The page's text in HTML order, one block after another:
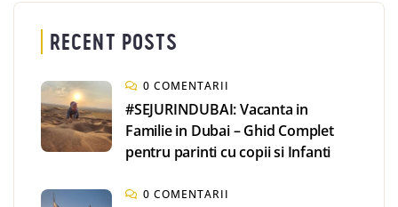
RECENT POSTS
0 COMENTARII
#SEJURINDUBAI: Vacanta in
Familie in Dubai – Ghid Complet
pentru parinti cu copii si Infanti
0 COMENTARII